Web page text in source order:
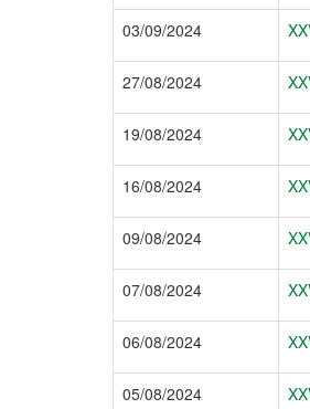
03/09/2024
27/08/2024
19/08/2024
16/08/2024
09/08/2024
07/08/2024
06/08/2024
05/08/2024